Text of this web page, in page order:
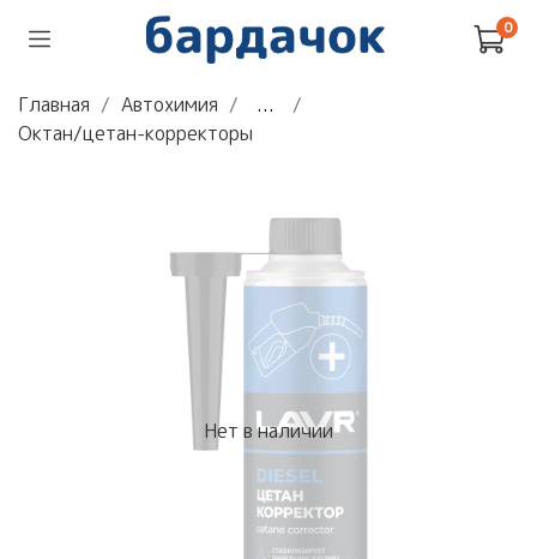
0
Главная Автохимия
...
Октан/цетан-корректоры
Нет в наличии